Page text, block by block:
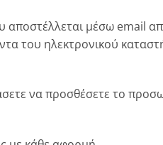
αποστέλλεται μέσω email
του ηλεκτρονικού
να προσθέσετε το